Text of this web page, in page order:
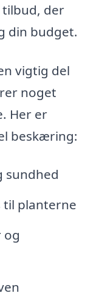
tilbud, der
din budget.
vigtig del
noget
Her er
beskæring:
sundhed
planterne
og